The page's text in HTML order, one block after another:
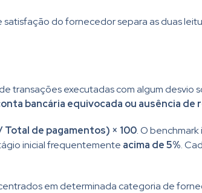
do fornecedor separa as duas
transações executadas com algum desvio
bancária equivocada ou ausência de
Total de pagamentos) × 100. O
inicial frequentemente acima de 5%.
em determinada categoria de